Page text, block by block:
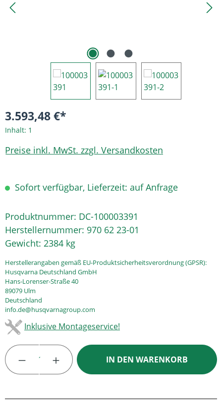
3.593,48 €*
Inhalt: 1
Preise inkl. MwSt. zzgl. Versandkosten
Sofort verfügbar, Lieferzeit: auf Anfrage
Produktnummer: DC-100003391
Herstellernummer: 970 62 23-01
Gewicht: 2384 kg
Herstellerangaben gemäß EU-Produktsicherheitsverordnung (GPSR):
Husqvarna Deutschland GmbH
Hans-Lorenser-Straße 40
89079 Ulm
Deutschland
info.de@husqvarnagroup.com
Inklusive Montageservice!
Produkt Anzahl: Gib den gewünschten
IN DEN WARENKORB